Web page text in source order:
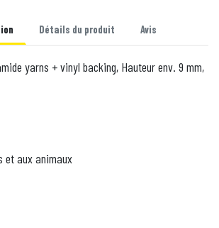
Détails du produit Avis
yarns + vinyl backing, Hauteur env. 9 mm,
et aux animaux